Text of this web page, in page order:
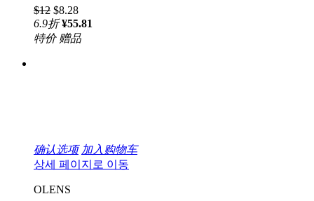
$12 $8.28
6.9折 ¥55.81
特价 赠品
确认选项 加入购物车
상세 페이지로 이동
OLENS